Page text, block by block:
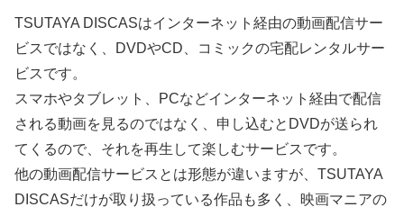
TSUTAYA DISCASはインターネット経由の動画配信サー
ビスではなく、DVDやCD、コミックの宅配レンタルサー
ビスです。
スマホやタブレット、PCなどインターネット経由で配信
される動画を見るのではなく、申し込むとDVDが送られ
てくるので、それを再生して楽しむサービスです。
他の動画配信サービスとは形態が違いますが、TSUTAYA
DISCASだけが取り扱っている作品も多く、映画マニアの